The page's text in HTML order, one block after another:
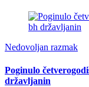
Nedovoljan razmak
Poginulo
državljanin